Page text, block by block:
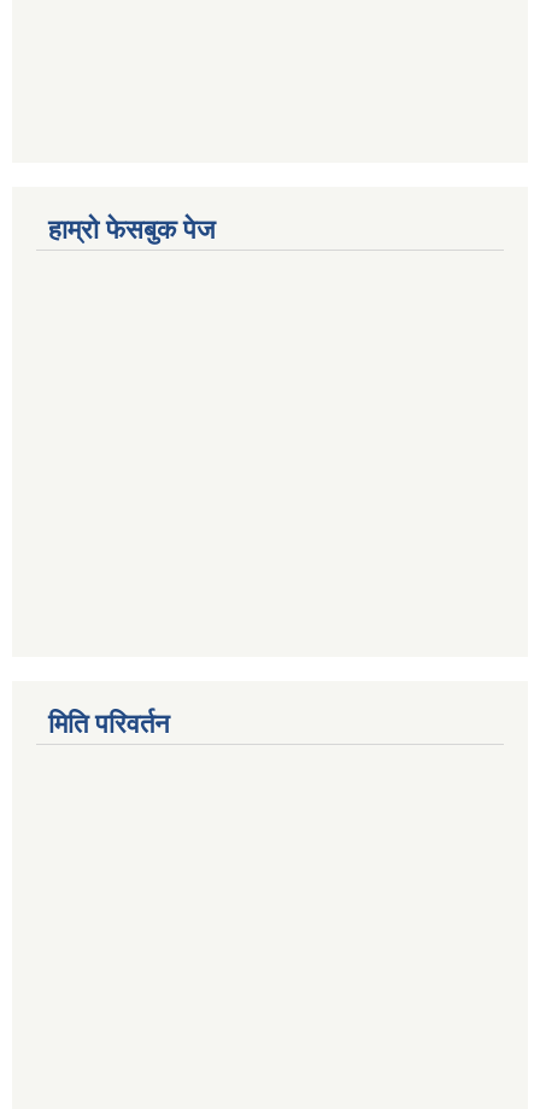
हाम्रो फेसबुक पेज
मिति परिवर्तन